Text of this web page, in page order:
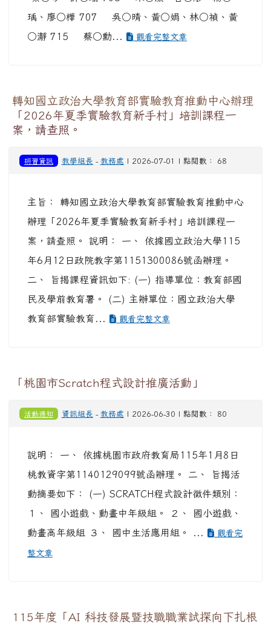
瑀、廖○樺 707 吳○晴、黃○娟、林○禎、黃
○瀞 715 蔡○勳...
觀看完整文章
轉知國立政治大學教育部實驗教育推動中心辦理
「2026年夏季實驗教育新手村」培訓課程一
案，請查照。
研習資訊 教學組長 - 教務處 | 2026-07-01 | 點閱數： 68
主旨： 轉知國立政治大學教育部實驗教育推動中心
辦理「2026年夏季實驗教育新手村」培訓課程一
案，請查照。 說明： 一、 依據國立政治大學115
年6月12日政院教字第1151300086號函辦理。
二、 旨揭課程資訊如下: (一) 指導單位：教育部國
民及學前教育署。 (二) 主辦單位：國立政治大學
教育部實驗教育...
觀看完整文章
「桃園市Scratch程式設計推廣活動」
活動通知 資訊組長 - 教務處 | 2026-06-30 | 點閱數： 80
說明： 一、 依據桃園市政府教育局115年1月8日
桃教資字第1140129099號函辦理。 二、 旨揭活
動摘要如下： (一) SCRATCH程式設計徵件類別：
１、 國小遊戲、動畫中年級組。 ２、 國小遊戲、
動畫高年級組 ３、 國中生活應用組。 ...
觀看完
整文章
115年度「AI 科技發展暨技職職業試探向下扎根